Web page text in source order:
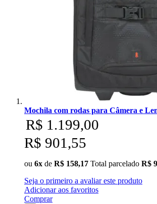
ZG Cine
Zhiyun
ZIFON
ZSYB
Mochila com rodas para Câmera e
R$ 1.199,00
R$ 901,55
ou 6x de R$ 158,17 Total parcelado R$
Seja o primeiro a avaliar este produto
Adicionar aos favoritos
Comprar